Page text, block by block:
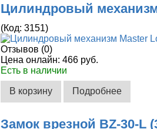
Цилиндровый
(Код:3151)
Отзывов (0)
Цена онлайн:466 руб.
Есть в наличии
В корзину Подробнее
Замок врезной BZ-30-L